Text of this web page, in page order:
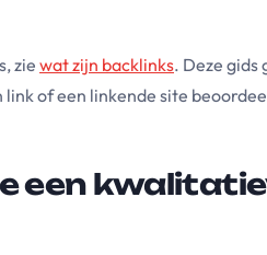
zie wat zijn backlinks. Deze gids
of een linkende site
een